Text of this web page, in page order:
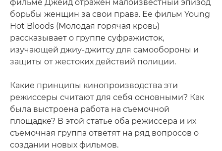
фильме Джейд отражен малоизвестный эпизод
борьбы женщин за свои права. Ее фильм Young
Hot Bloods (Молодая горячая кровь)
рассказывает о группе суфражисток,
изучающей джиу-джитсу для самообороны и
защиты от жестоких действий полиции.
Какие принципы кинопроизводства эти
режиссеры считают для себя основными? Как
была выстроена работа на съемочной
площадке? В этой статье оба режиссера и их
съемочная группа ответят на ряд вопросов о
создании новых фильмов.